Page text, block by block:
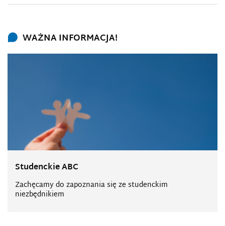
WAŻNA INFORMACJA!
Studenckie ABC
Zachęcamy do zapoznania się ze studenckim
niezbędnikiem